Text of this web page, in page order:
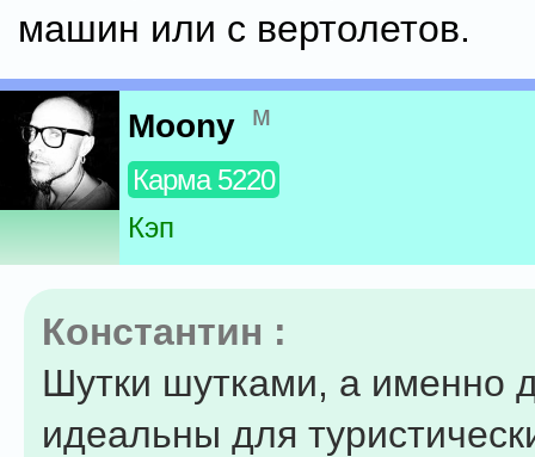
машин или с вертолетов.
Moony м
Карма 5220
Кэп
Константин :
Шутки шутками, а именно
идеальны для